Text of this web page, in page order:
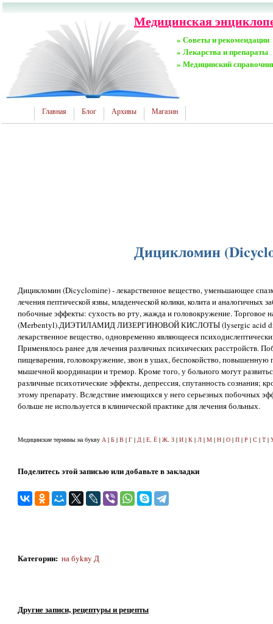
Медицинская
» Советы и рекомендации
» Лекарства и препараты
» Медицинский
Главная Блог Архивы Магазин
Дицикломин
Дицикломин (Dicyclomiпе) - лекарственное вещество, уменьшающее
лечения пептической язвы, младенческой колики, колита и аналогичных
побочные эффекты: сухость во рту, жажда и головокружение. Торговое
(Merbentyl).ДИЭТИЛАМИД ЛИЗЕРГИНОВОЙ КИСЛОТЫ (lysergic acid
лекарственное вещество, одновременно являющееся
Применялось ранее для лечения различных психических расстройств.
пищеварения, головокружение, звон в ушах, беспокойство, повышенную
мышечной координации и тремор. Кроме того, у больного могут
различные психотические эффекты, депрессия, спутанность сознания;
этому препарату. Вследствие имеющихся у него серьезных побочных
больше не используется в клинической практике для лечения больных.
Медицинские термины на букву А | Б | В | Г | Д | Е, Ё | Ж, З | И | К | Л | М | Н | О | П | Р | С | Т |
Поделитесь этой записью или добавьте в закладки
Категории: на бykвy Д
Другие записи, рецептуры и рецепты